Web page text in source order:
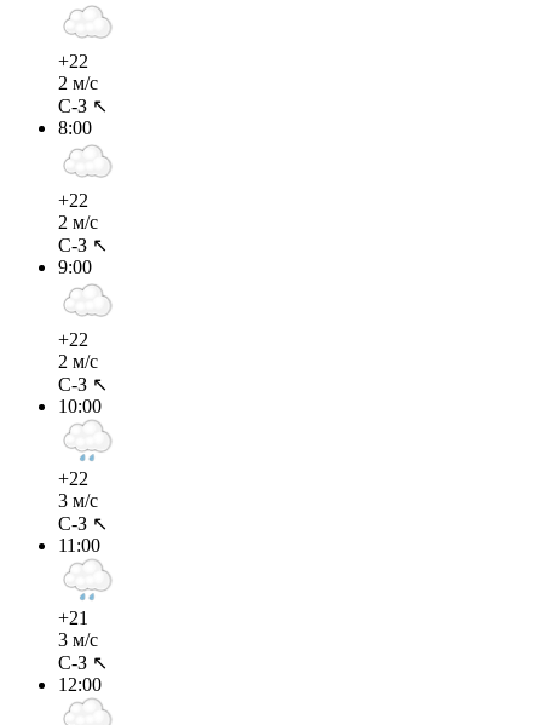
+22
2 м/с
С-З ↖
8:00
+22
2 м/с
С-З ↖
9:00
+22
2 м/с
С-З ↖
10:00
+22
3 м/с
С-З ↖
11:00
+21
3 м/с
С-З ↖
12:00